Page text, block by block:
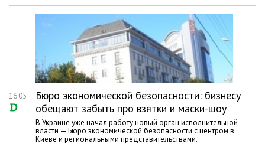
16:05
Бюро экономической безопасности: бизнесу
обещают забыть про взятки и маски-шоу
В Украине уже начал работу новый орган исполнительной
власти — Бюро экономической безопасности с центром в
Киеве и региональными представительствами.